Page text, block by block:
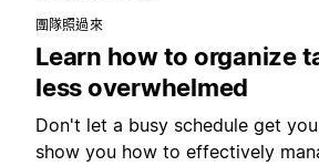
團隊照過來
Learn how to organize
less overwhelmed
Don't let a busy schedule get
show you how to effectively